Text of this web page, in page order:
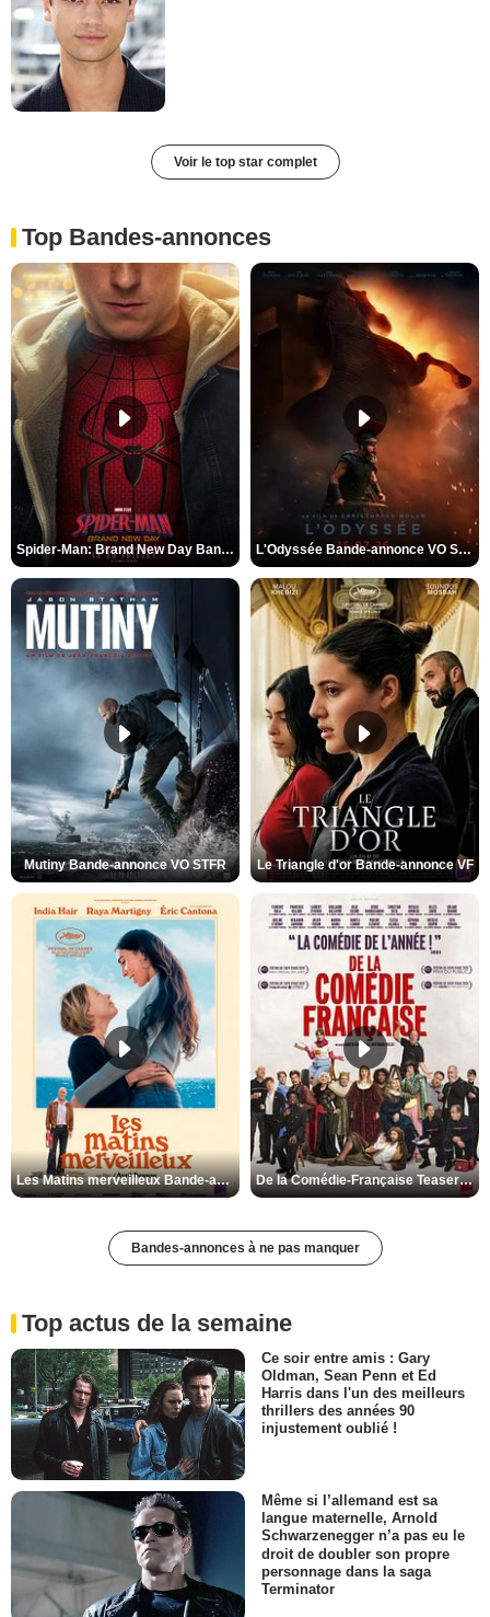
Voir le top star complet
Top Bandes-annonces
Spider-Man: Brand New Day Bande-annonce VO STFR L'Odyssée Bande-annonce VO STFR
Mutiny Bande-annonce VO STFR Le Triangle d'or Bande-annonce VF
Les Matins merveilleux Bande-annonce VF De la Comédie-Française Teaser VF
Bandes-annonces à ne pas manquer
Top actus de la semaine
Ce soir entre amis : Gary
Oldman, Sean Penn et Ed
Harris dans l'un des meilleurs
thrillers des années 90
injustement oublié !
Même si l’allemand est sa
langue maternelle, Arnold
Schwarzenegger n’a pas eu le
droit de doubler son propre
personnage dans la saga
Terminator